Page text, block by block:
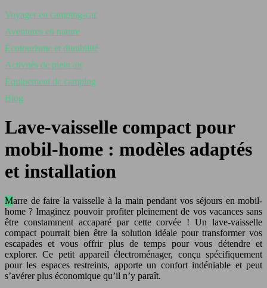
Voyager en camping-car
Aventures en nature
Écotourisme et durabilité
Activités de plein air
Équipement de camping
Blog
Lave-vaisselle compact pour
mobil-home : modèles adaptés
et installation
Marre de faire la vaisselle à la main pendant vos séjours en mobil-
home ? Imaginez pouvoir profiter pleinement de vos vacances sans
être constamment accaparé par cette corvée ! Un lave-vaisselle
compact pourrait bien être la solution idéale pour transformer vos
escapades et vous offrir plus de temps pour vous détendre et
explorer. Ce petit appareil électroménager, conçu spécifiquement
pour les espaces restreints, apporte un confort indéniable et peut
s’avérer plus économique qu’il n’y paraît.